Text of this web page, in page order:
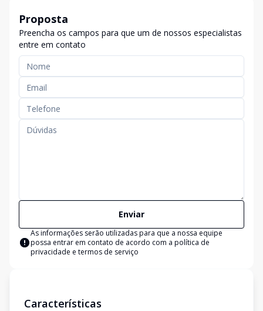
Proposta
Preencha os campos para que um de nossos especialistas
entre em contato
Enviar
As informações serão utilizadas para que a nossa equipe
possa entrar em contato de acordo com a política de
privacidade e termos de serviço
Características